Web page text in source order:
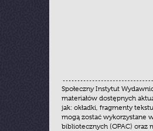
Społeczny Instytut
materiałów dostępnych
jak: okładki, fragmenty
mogą zostać wykorzystane
bibliotecznych (OPAC) oraz